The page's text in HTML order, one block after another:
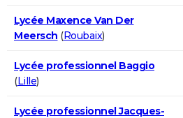
Lycée Maxence Van Der
Meersch (Roubaix)
Lycée professionnel Baggio
(Lille)
Lycée professionnel Jacques-